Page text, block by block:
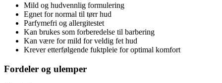
Mild og hudvennlig formulering
Egnet for normal til tørr hud
Parfymefri og allergitestet
Kan brukes som forberedelse til barbering
Kan være for mild for veldig fet hud
Krever etterfølgende fuktpleie for optimal komfort
Fordeler og ulemper